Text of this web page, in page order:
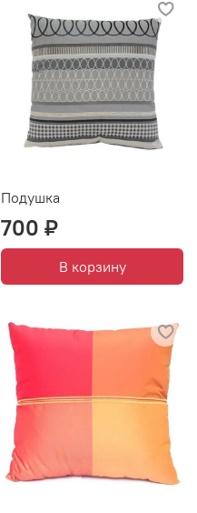
Подушка
700 ₽
В корзину